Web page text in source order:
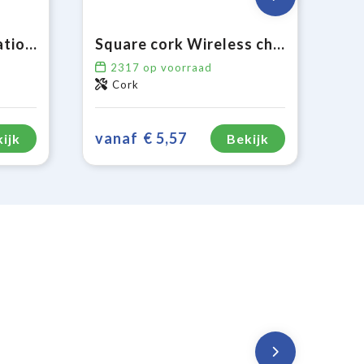
Draadloos oplaadstation bamboe 5W Square cork Wireless charger 5W
2317 op voorraad
Cork
vanaf € 5,57 Bekijk